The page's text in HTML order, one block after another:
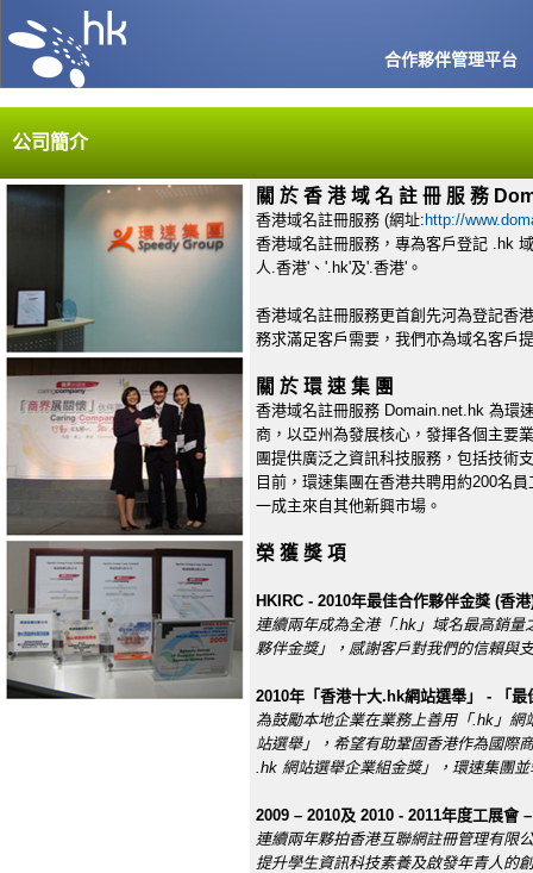
合作夥伴管理平台
公司簡介
關 於 香 港 域 名 註 冊 服 務
香港域名註冊服務 (網址: http://
香港域名註冊服務，專為客戶登記 .hk
人.香港'、'.hk'及'.香港'。
香港域名註冊服務更首創先河為登記香
務求滿足客戶需要，我們亦為域名客戶
關 於 環 速 集 團
香港域名註冊服務 Domain.net.hk 為環
商，以亞州為發展核心，發揮各個主要
團提供廣泛之資訊科技服務，包括技術
目前，環速集團在香港共聘用約200名
一成主來自其他新興市場。
榮 獲 獎 項
HKIRC - 2010年最佳合作夥伴金獎 (香港
連續兩年成為全港「.hk」域名最高銷
夥伴金獎」，感謝客戶對我們的信賴與
2010年「香港十大.hk網站選舉」 - 「最
為鼓勵本地企業在業務上善用「.hk」
站選舉」，希望有助鞏固香港作為國際
.hk 網站選舉企業組金獎」，環速集團
2009 – 2010及 2010 - 2011年度工展會
連續兩年夥拍香港互聯網註冊管理有限
提升學生資訊科技素養及啟發年青人的